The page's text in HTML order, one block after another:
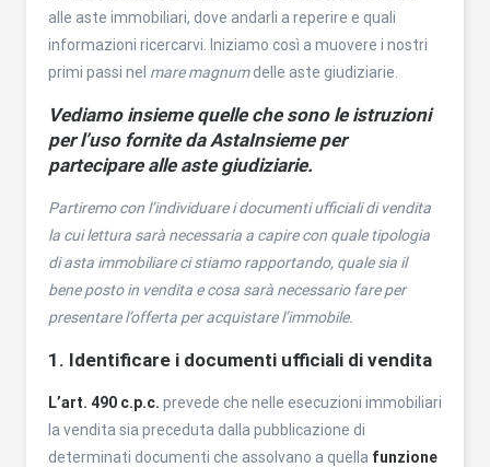
alle aste immobiliari, dove andarli a reperire e quali
informazioni ricercarvi. Iniziamo così a muovere i nostri
primi passi nel mare magnumdelle aste giudiziarie.
Vediamo insieme quelle che sono le istruzioni
per l’uso fornite da AstaInsieme per
partecipare alle aste giudiziarie.
Partiremo con l’individuare i documenti ufficiali di vendita
la cui lettura sarà necessaria a capire con quale tipologia
di asta immobiliare ci stiamo rapportando, quale sia il
bene posto in vendita e cosa sarà necessario fare per
presentare l’offerta per acquistare l’immobile.
1. Identificare i documenti ufficiali di vendita
L’art. 490 c.p.c. prevede che nelle esecuzioni immobiliari
la vendita sia preceduta dalla pubblicazione di
determinati documenti che assolvano a quella funzione